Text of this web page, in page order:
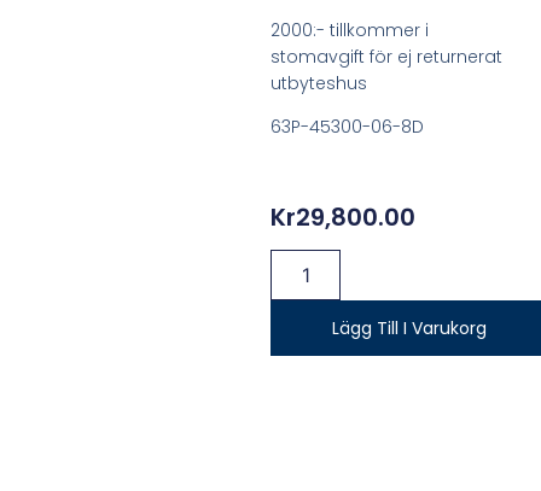
2000:- tillkommer i
stomavgift för ej returnerat
utbyteshus
63P-45300-06-8D
Kr29,800.00
Lägg Till I Varukorg